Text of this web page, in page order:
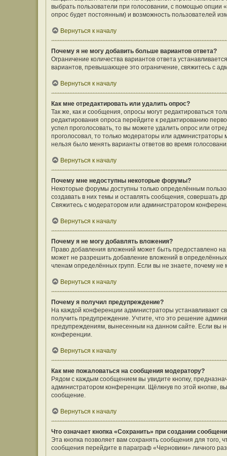
выбрать пользователи при голосовании, с помощью опции
опрос будет постоянным) и возможность пользователей
Вернуться к началу
Почему я не могу добавить больше вариантов ответа?
Ограничение количества вариантов ответа
вариантов, превышающее это ограничение, свяжитесь с
Вернуться к началу
Как мне отредактировать или удалить опрос?
Так же, как и сообщения, опросы могут редактироваться
редактирования опроса перейдите к редактированию
успел проголосовать, то вы можете удалить опрос или
проголосовал, то только модераторы или администраторы
нельзя было менять варианты ответов во время
Вернуться к началу
Почему мне недоступны некоторые форумы?
Некоторые форумы доступны только определённым
создавать в них темы и оставлять сообщения, совершать
Свяжитесь с модератором или администратором
Вернуться к началу
Почему я не могу добавлять вложения?
Право добавления вложений может быть предоставлено
может не разрешить добавление вложений в
членам определённых групп. Если вы не знаете, почему
Вернуться к началу
Почему я получил предупреждение?
На каждой конференции администраторы устанавливают
получить предупреждение. Учтите, что это решение
предупреждениям, вынесенным на данном сайте. Если вы
конференции.
Вернуться к началу
Как мне пожаловаться на сообщения модератору?
Рядом с каждым сообщением вы увидите кнопку,
администратором конференции. Щёлкнув по этой кнопке,
сообщение.
Вернуться к началу
Что означает кнопка «Сохранить» при создании
Эта кнопка позволяет вам сохранять сообщения для того,
сообщения перейдите в параграф «Черновики» личного